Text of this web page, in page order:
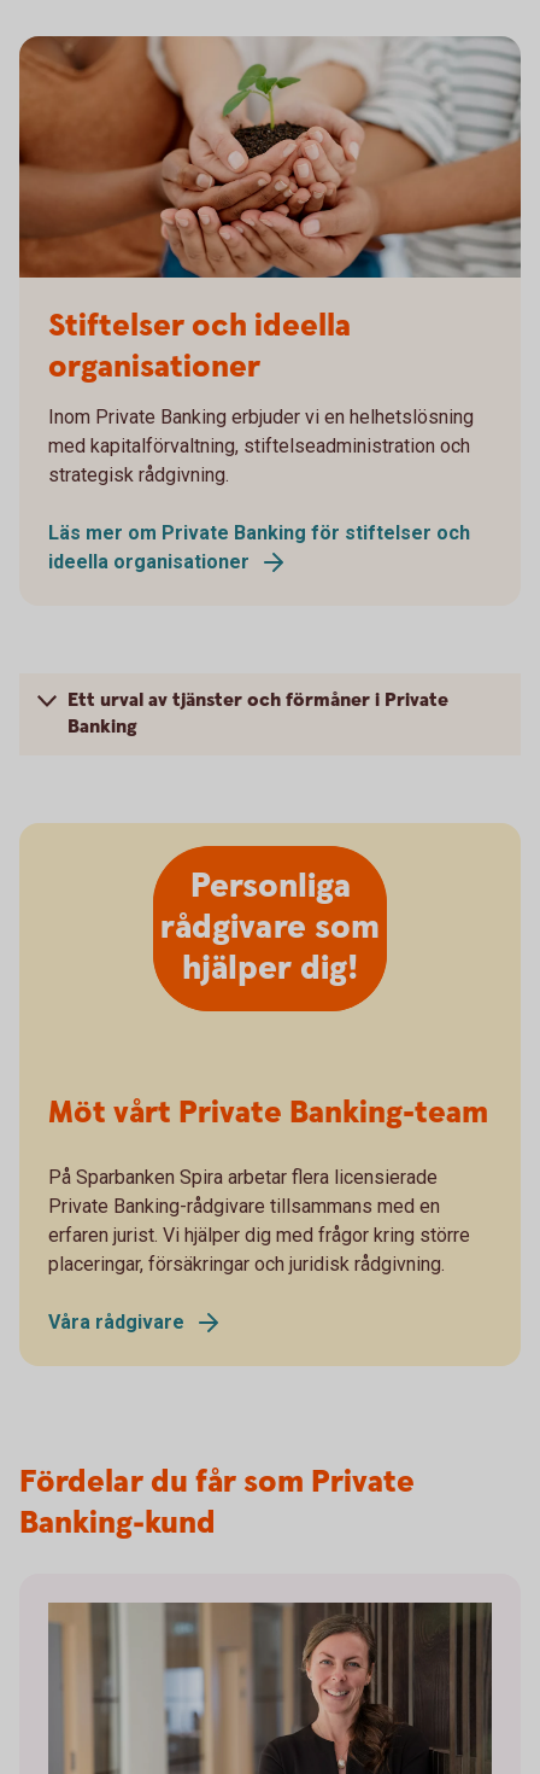
Stiftelser och ideella
organisationer
Inom Private Banking erbjuder vi en helhetslösning
med kapitalförvaltning, stiftelseadministration och
strategisk rådgivning.
Läs mer om Private Banking för stiftelser och
ideella organisationer
Ett urval av tjänster och förmåner i Private
Banking
Möt vårt Private Banking-team
På Sparbanken Spira arbetar flera licensierade
Private Banking-rådgivare tillsammans med en
erfaren jurist. Vi hjälper dig med frågor kring större
placeringar, försäkringar och juridisk rådgivning.
Våra rådgivare
Personliga
rådgivare som
hjälper dig!
Fördelar du får som Private
Banking‑kund